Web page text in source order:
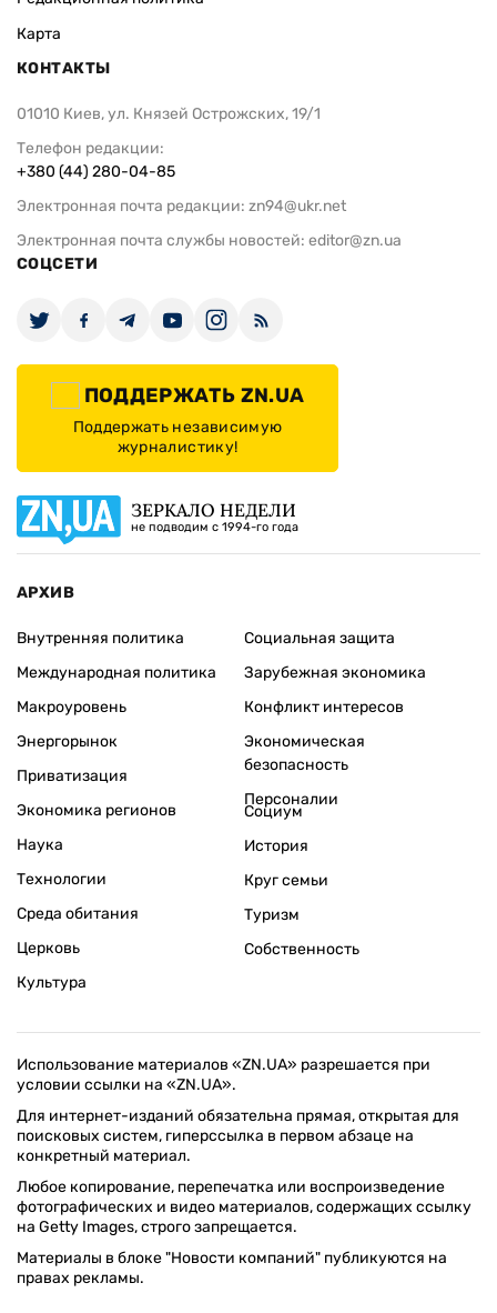
Карта
КОНТАКТЫ
01010 Киев, ул. Князей Острожских, 19/1
Телефон редакции:
+380 (44) 280-04-85
Электронная почта редакции: zn94@ukr.net
Электронная почта службы новостей: editor@zn.ua
СОЦСЕТИ
ПОДДЕРЖАТЬ ZN.UA
Поддержать независимую
журналистику!
ЗЕРКАЛО НЕДЕЛИ
не подводим с 1994-го года
АРХИВ
Внутренняя политика
Международная политика
Макроуровень
Энергорынок
Приватизация
Экономика регионов
Социальная защита
Зарубежная экономика
Конфликт интересов
Экономическая
безопасность
Персоналии
Наука
Технологии
Среда обитания
Церковь
Культура
Социум
История
Круг семьи
Туризм
Собственность
Использование материалов «ZN.UA» разрешается при
условии ссылки на «ZN.UA».
Для интернет-изданий обязательна прямая, открытая для
поисковых систем, гиперссылка в первом абзаце на
конкретный материал.
Любое копирование, перепечатка или воспроизведение
фотографических и видео материалов, содержащих ссылку
на Getty Images, строго запрещается.
Материалы в блоке "Новости компаний" публикуются на
правах рекламы.